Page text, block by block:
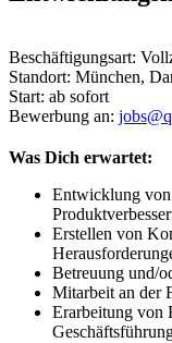
Beschäftigungsart:
Standort: München,
Start: ab sofort
Bewerbung an:
Was Dich erwartet:
Entwicklung
Erstellen von
Betreuung und/
Mitarbeit an der
Erarbeitung von